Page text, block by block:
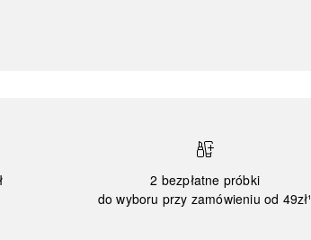
2 bezpłatne próbki
do wyboru przy zamówieniu od 49zł¹